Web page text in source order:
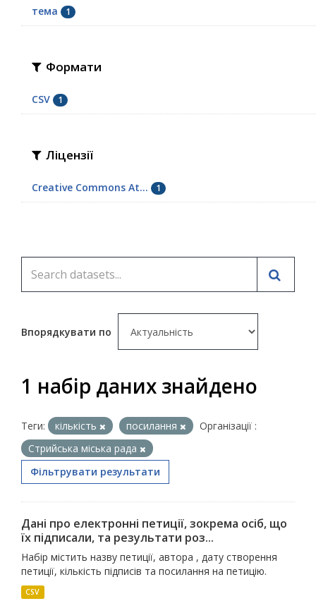
тема 1
Формати
CSV 1
Ліцензії
Creative Commons At... 1
Впорядкувати по
1 набір даних знайдено
Теги: кількість посилання
Організації :
Стрийська міська рада
Фільтрувати результати
Дані про електронні петиції, зокрема осіб, що
їх підписали, та результати роз...
Набір містить назву петиції, автора , дату створення
петиції, кількість підписів та посилання на петицію.
CSV